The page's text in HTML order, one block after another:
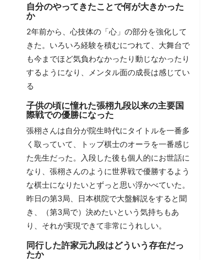
自分のやってきたことで何が大きかった
か
2年前から、心技体の「心」の部分を強化して
きた。いろいろ経験を積むにつれて、大舞台で
も今までほど気負わなかったり動じなかったり
するようになり、メンタル面の成長は感じてい
る
子供の頃に憧れた張栩九段以来の主要国
際戦での優勝になった
張栩さんは自分が院生時代にタイトルを一番多
く取っていて、トップ棋士のオーラを一番感じ
た先生だった。入段した後も個人的にお世話に
なり、張栩さんのように世界戦で優勝するよう
な棋士になりたいとずっと思い浮かべていた。
昨日の第3局、日本棋院で大盤解説をすると聞
き、（第3局で）決めたいという気持ちもあ
り、それが実現できて非常にうれしい。
同行した許家元九段はどういう存在だっ
たか